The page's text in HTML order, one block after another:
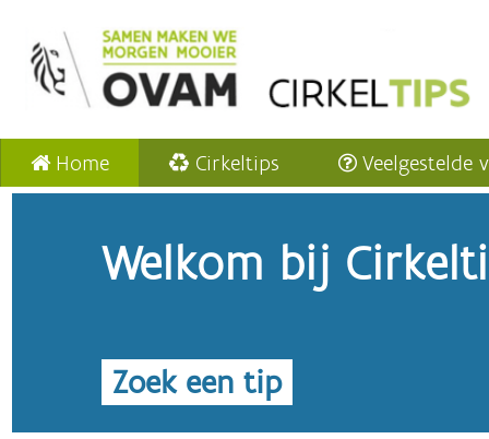
Home Cirkeltips Veelgestelde
Welkom bij
Zoek een tip